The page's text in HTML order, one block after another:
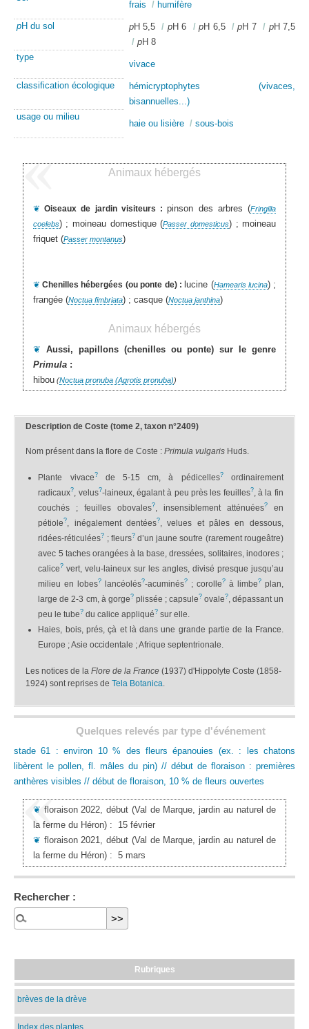
frais / humifère
pH du sol pH 5,5 / pH 6 /pH 6,5 /pH 7 / pH 7,5
/ pH 8
type
vivace
classification écologique
hémicryptophytes (vivaces,
bisannuelles...)
usage ou milieu
haie ou lisière / sous-bois
Animaux hébergés
❦Oiseaux de jardin visiteurs :pinson des arbres (Fringilla
coelebs) ; moineau domestique (Passer domesticus) ; moineau
friquet (Passer montanus)
❦Chenilles hébergées (ou ponte de) : lucine (Hamearis lucina) ;
frangée (Noctua fimbriata) ; casque (Noctua janthina)
Animaux hébergés
❦ Aussi, papillons (chenilles ou ponte) sur le genre
Primula:
hibou(Noctua pronuba (Agrotis pronuba))
Description de Coste (tome 2, taxon n°2409)
Nom présent dans la flore de Coste :Primula vulgaris Huds.
Plante vivace? de 5-15 cm, à pédicelles?
ordinairement
radicaux?, velus?-laineux, égalant à peu près les feuilles?, à la fin
couchés ; feuilles obovales?, insensiblement atténuées?
en
pétiole?, inégalement dentées?, velues et pâles en dessous,
ridées-réticulées? ; fleurs? d’un jaune soufre (rarement rougeâtre)
avec 5 taches orangées à la base, dressées, solitaires, inodores ;
calice? vert, velu-laineux sur les angles, divisé presque jusqu’au
milieu en lobes? lancéolés?-acuminés? ; corolle? à limbe? plan,
large de 2-3 cm, à gorge? plissée ; capsule? ovale?, dépassant un
peu le tube? du calice appliqué? sur elle.
Haies, bois, prés, çà et là dans une grande partie de la France.
Europe ; Asie occidentale ; Afrique septentrionale.
Les notices de laFlore de la France (1937) d'Hippolyte Coste (1858-
1924) sont reprises deTela Botanica.
Quelques relevés par type d'événement
stade 61 : environ 10 % des fleurs épanouies (ex. : les chatons
libèrent le pollen, fl. mâles du pin) // début de floraison : premières
anthères visibles // début de floraison, 10 % de fleurs ouvertes
❦ floraison 2022, début (Val de Marque, jardin au naturel de
la ferme du Héron): 15 février
❦ floraison 2021, début (Val de Marque, jardin au naturel de
la ferme du Héron): 5 mars
Rechercher :
Rubriques
brèves de la drève
Index des plantes